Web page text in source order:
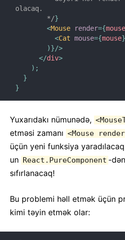
olacaq.
        */
}
<Mouse render={mouse
<Cat mouse={mouse}
)}/>
</div>
) ;
}
}
Yuxarıdakı nümunədə,
etməsi zamanı <Mouse
üçün yeni funksiya
un React.PureComponent -
sıfırlanacaq!
Bu problemi həll etmək üçün
kimi təyin etmək olar: